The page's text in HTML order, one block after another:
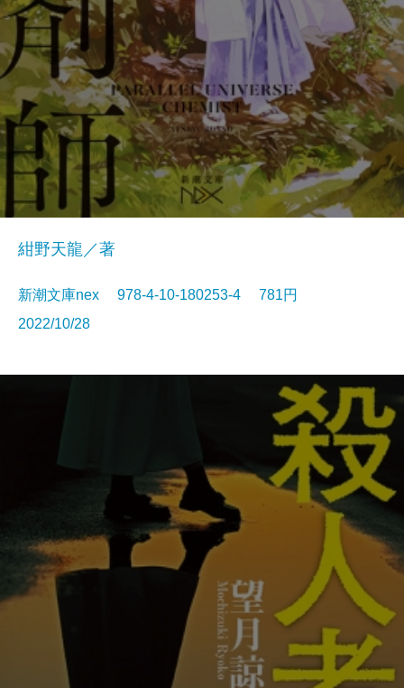
紺野天龍／著
新潮文庫nex 978-4-10-180253-4 781円
2022/10/28